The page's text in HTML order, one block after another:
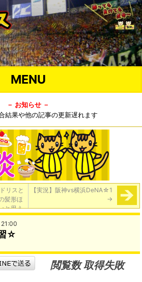
MENU
－ お知らせ －
結果や他の記事の更新遅れます
リスと
髪形ほ
と思う
【実況】阪神vs横浜DeNA☆1
→
☆
閲覧数 取得失敗